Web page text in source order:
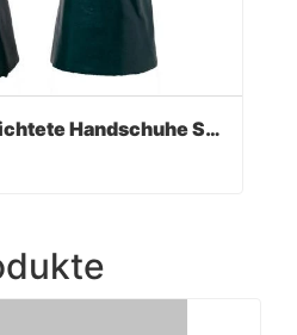
Grüne PVC beschichtete Handschuhe Sandy Finish